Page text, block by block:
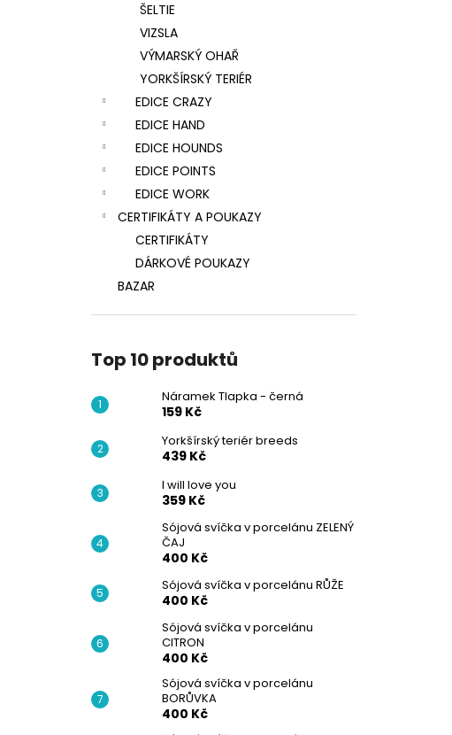
ŠELTIE
VIZSLA
VÝMARSKÝ OHAŘ
YORKŠÍRSKÝ TERIÉR
EDICE CRAZY
EDICE HAND
EDICE HOUNDS
EDICE POINTS
EDICE WORK
CERTIFIKÁTY A POUKAZY
CERTIFIKÁTY
DÁRKOVÉ POUKAZY
BAZAR
Top 10 produktů
Náramek Tlapka - černá
159 Kč
Yorkšírský teriér breeds
439 Kč
I will love you
359 Kč
Sójová svíčka v porcelánu ZELENÝ
ČAJ
400 Kč
Sójová svíčka v porcelánu RŮŽE
400 Kč
Sójová svíčka v porcelánu
CITRON
400 Kč
Sójová svíčka v porcelánu
BORŮVKA
400 Kč